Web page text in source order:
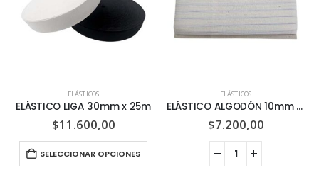
ELÁSTICOS
ELÁSTICO LIGA 30mm x 25m
$11.600,00
SELECCIONAR OPCIONES
ELÁSTICOS
ELÁSTICO ALGODÓN 10mm x 40m
$7.200,00